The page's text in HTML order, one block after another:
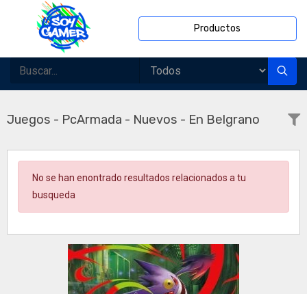
Productos
Juegos - PcArmada - Nuevos - En Belgrano
No se han enontrado resultados relacionados a tu
busqueda